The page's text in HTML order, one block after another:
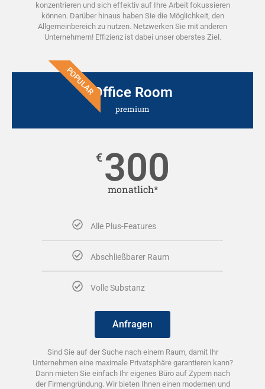
konzentrieren und sich effektiv auf Ihre Arbeit fokussieren
können. Darüber hinaus haben Sie die Möglichkeit, den
Allgemeinbereich zu nutzen. Netzwerken Sie mit anderen
Unternehmern! Effizienz ist dabei unser oberstes Ziel.
POPULAROffice Room
premium
€ 300
monatlich*
Alle Plus-Features
Abschließbarer Raum
Volle Substanz
Anfragen
Sind Sie auf der Suche nach einem Raum, damit Ihr
Unternehmen eine maximale Privatsphäre garantieren kann?
Dann mieten Sie einfach Ihr eigenes Büro auf Zypern nach
der Firmengründung. Wir bieten Ihnen einen modernen und